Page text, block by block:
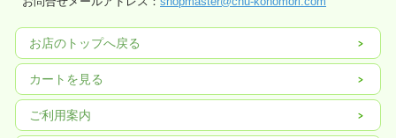
お店のトップへ戻る
カートを見る
ご利用案内